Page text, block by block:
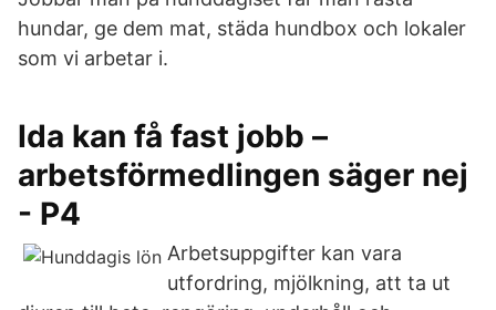
hundar, ge dem mat, städa hundbox och lokaler
som vi arbetar i.
Ida kan få fast jobb –
arbetsförmedlingen säger nej
- P4
Arbetsuppgifter kan vara
utfordring, mjölkning, att ta ut